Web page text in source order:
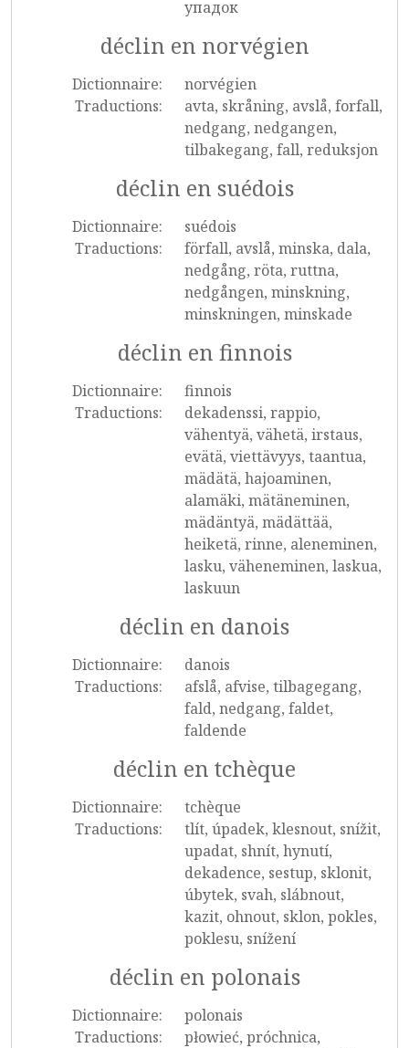
упадок
déclin en norvégien
Dictionnaire:
norvégien
Traductions:
avta, skråning, avslå, forfall,
nedgang, nedgangen,
tilbakegang, fall, reduksjon
déclin en suédois
Dictionnaire:
suédois
Traductions:
förfall, avslå, minska, dala,
nedgång, röta, ruttna,
nedgången, minskning,
minskningen, minskade
déclin en finnois
Dictionnaire:
finnois
Traductions:
dekadenssi, rappio,
vähentyä, vähetä, irstaus,
evätä, viettävyys, taantua,
mädätä, hajoaminen,
alamäki, mätäneminen,
mädäntyä, mädättää,
heiketä, rinne, aleneminen,
lasku, väheneminen, laskua,
laskuun
déclin en danois
Dictionnaire:
danois
Traductions:
afslå, afvise, tilbagegang,
fald, nedgang, faldet,
faldende
déclin en tchèque
Dictionnaire:
tchèque
Traductions:
tlít, úpadek, klesnout, snížit,
upadat, shnít, hynutí,
dekadence, sestup, sklonit,
úbytek, svah, slábnout,
kazit, ohnout, sklon, pokles,
poklesu, snížení
déclin en polonais
Dictionnaire:
polonais
Traductions:
płowieć, próchnica,